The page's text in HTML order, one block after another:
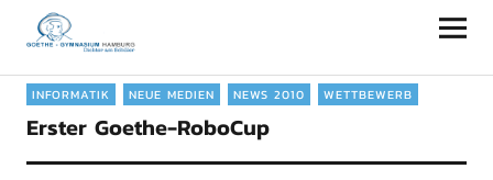
Goethe-Gymnasium Hamburg
INFORMATIK NEUE MEDIEN NEWS 2010 WETTBEWERB
Erster Goethe-RoboCup